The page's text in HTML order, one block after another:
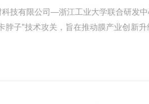
技有限公司—浙江工业大学联合研发
脖子”技术攻关，旨在推动膜产业创新
学工业技术转化与推广中心副主任关